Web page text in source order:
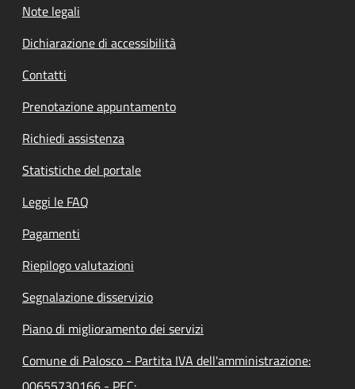
Note legali
Dichiarazione di accessibilità
Contatti
Prenotazione appuntamento
Richiedi assistenza
Statistiche del portale
Leggi le FAQ
Pagamenti
Riepilogo valutazioni
Segnalazione disservizio
Piano di miglioramento dei servizi
Comune di Palosco - Partita IVA dell'amministrazione: